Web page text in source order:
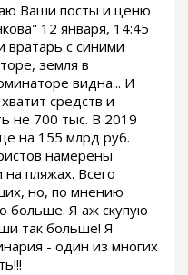
Ваши посты и ценю
12 января, 14:45
с синими
земля в
видна... И
средств и
не 700 тыс. В 2019
на 155 млрд руб.
намерены
пляжах. Всего
но, по мнению
больше. Я аж скупую
так больше! Я
- один из многих